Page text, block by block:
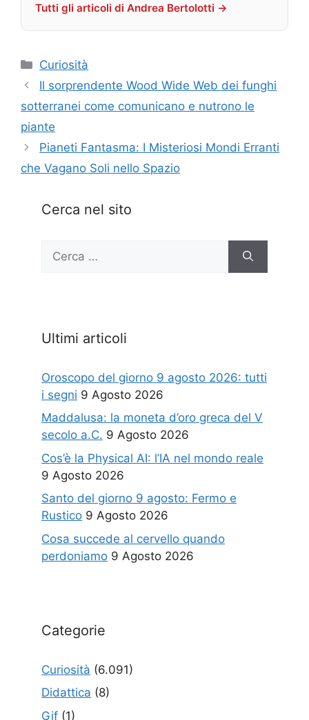
Tutti gli articoli di Andrea Bertolotti →
Categorie
Curiosità
Il sorprendente Wood Wide Web dei funghi
sotterranei come comunicano e nutrono le
piante
Pianeti Fantasma: I Misteriosi Mondi Erranti
che Vagano Soli nello Spazio
Cerca nel sito
per:
Ultimi articoli
Oroscopo del giorno 9 agosto 2026: tutti
i segni 9 Agosto 2026
Maddalusa: la moneta d’oro greca del V
secolo a.C. 9 Agosto 2026
Cos’è la Physical AI: l’IA nel mondo reale
9 Agosto 2026
Santo del giorno 9 agosto: Fermo e
Rustico 9 Agosto 2026
Cosa succede al cervello quando
perdoniamo 9 Agosto 2026
Categorie
Curiosità (6.091)
Didattica (8)
Gif (1)